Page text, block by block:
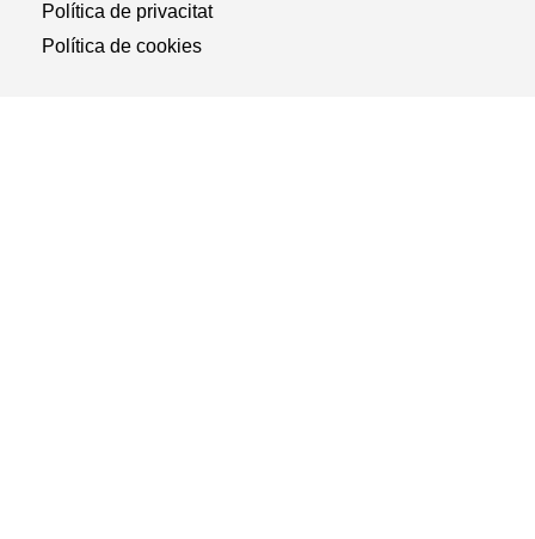
Política de privacitat
Política de cookies